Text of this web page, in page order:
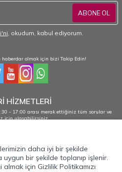
ABONE OL
, okudum, kabul ediyorum.
olmak için bizi Takip Edin!
HİZMETLERİ
- 17:00 arası merak ettiğiniz tüm sorular ve
için ulaşabilirsiniz.
- 0533 330 88 95
daha iyi bir şekilde
uygun bir şekilde toplanıp işlenir.
için Gizlilik Politikamızı